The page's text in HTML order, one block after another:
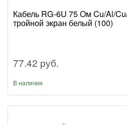
Кабель RG-6U 75 Ом Cu/Al/
тройной экран белый (100)
77.42 руб.
В наличии